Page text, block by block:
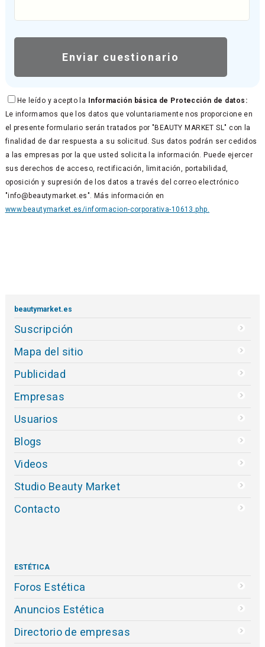
He leído y acepto la Información básica de Protección de datos:
Le informamos que los datos que voluntariamente nos proporcione en
el presente formulario serán tratados por "BEAUTY MARKET SL" con la
finalidad de dar respuesta a su solicitud. Sus datos podrán ser cedidos
a las empresas por la que usted solicita la información. Puede ejercer
sus derechos de acceso, rectificación, limitación, portabilidad,
oposición y supresión de los datos a través del correo electrónico
"info@beautymarket.es". Más información en
www.beautymarket.es/informacion-corporativa-10613.php.
beautymarket.es
Suscripción
Mapa del sitio
Publicidad
Empresas
Usuarios
Blogs
Videos
Studio Beauty Market
Contacto
ESTÉTICA
Foros Estética
Anuncios Estética
Directorio de empresas